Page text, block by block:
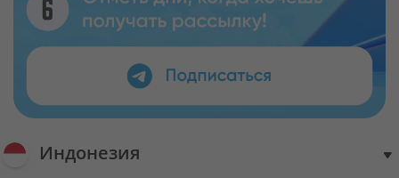
Индонезия